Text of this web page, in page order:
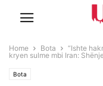
Home Bota
“Ishte
kryen sulme mbi Iran:
Bota